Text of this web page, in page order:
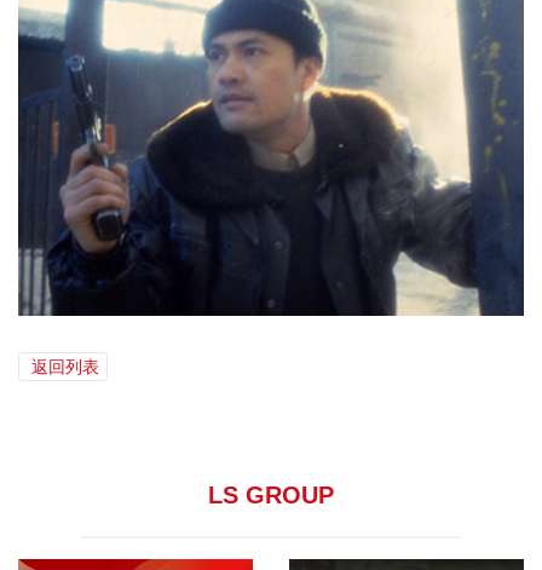
返回列表
LS GROUP